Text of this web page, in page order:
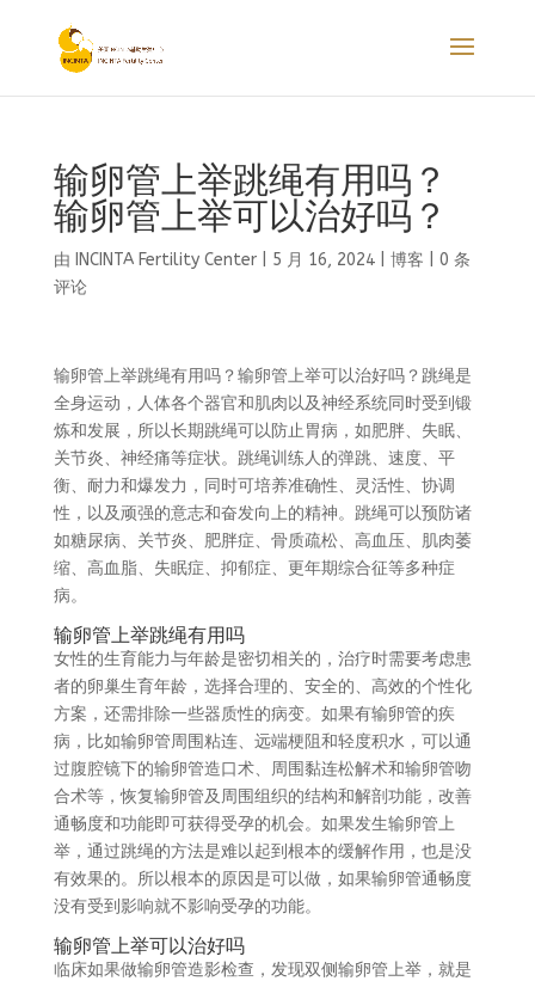
输卵管上举跳绳有用吗？
输卵管上举可以治好吗？
由 INCINTA Fertility Center| 5 月 16, 2024| 博客
0 条
评论
输卵管上举跳绳有用吗？输卵管上举可以治好吗？跳绳是
全身运动，人体各个器官和肌肉以及神经系统同时受到锻
炼和发展，所以长期跳绳可以防止胃病，如肥胖、失眠、
关节炎、神经痛等症状。跳绳训练人的弹跳、速度、平
衡、耐力和爆发力，同时可培养准确性、灵活性、协调
性，以及顽强的意志和奋发向上的精神。跳绳可以预防诸
如糖尿病、关节炎、肥胖症、骨质疏松、高血压、肌肉萎
缩、高血脂、失眠症、抑郁症、更年期综合征等多种症
病。
输卵管上举跳绳有用吗
女性的生育能力与年龄是密切相关的，治疗时需要考虑患
者的卵巢生育年龄，选择合理的、安全的、高效的个性化
方案，还需排除一些器质性的病变。如果有输卵管的疾
病，比如输卵管周围粘连、远端梗阻和轻度积水，可以通
过腹腔镜下的输卵管造口术、周围黏连松解术和输卵管吻
合术等，恢复输卵管及周围组织的结构和解剖功能，改善
通畅度和功能即可获得受孕的机会。如果发生输卵管上
举，通过跳绳的方法是难以起到根本的缓解作用，也是没
有效果的。所以根本的原因是可以做，如果输卵管通畅度
没有受到影响就不影响受孕的功能。
输卵管上举可以治好吗
临床如果做输卵管造影检查，发现双侧输卵管上举，就是